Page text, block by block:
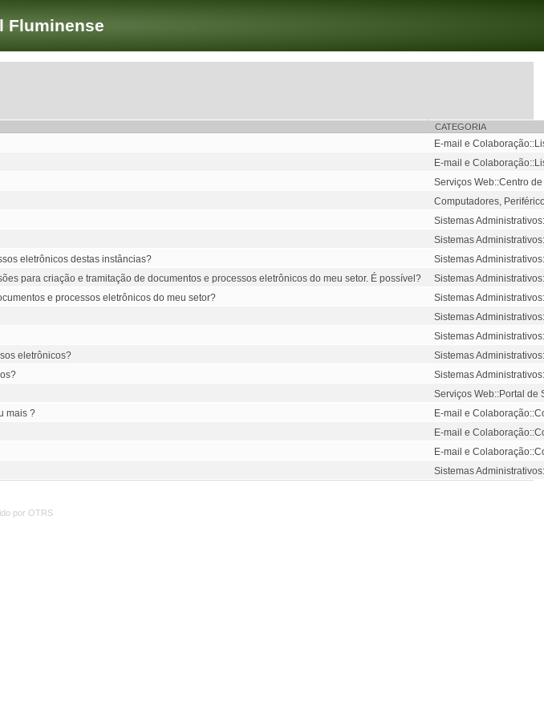
Fluminense
CATEGORIA
E-mail e
E-mail e
Serviços Web::Centro
Computadores,
Sistemas
Sistemas
eletrônicos destas instâncias?
Sistemas
para criação e tramitação de documentos e processos eletrônicos do meu setor. É possível?
Sistemas
e processos eletrônicos do meu setor?
Sistemas
Sistemas
Sistemas
eletrônicos?
Sistemas
Sistemas
Serviços Web::Portal de
mais ?
E-mail e
E-mail e
E-mail e
Sistemas
por OTRS